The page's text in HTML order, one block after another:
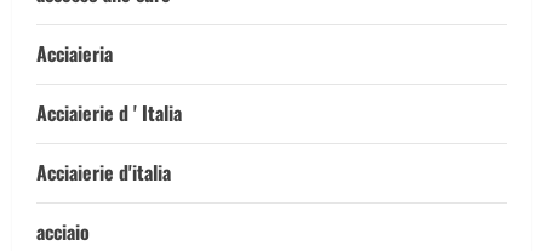
Acciaieria
Acciaierie d ' Italia
Acciaierie d'italia
acciaio